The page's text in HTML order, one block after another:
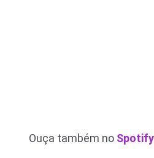
Ouça também no Spotify